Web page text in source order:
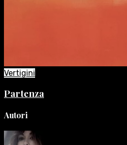
Vertigini
Partenza
Autori